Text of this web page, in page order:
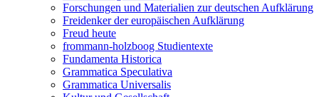
Forschungen und Materialien zur deutschen Aufklärung
Freidenker der europäischen Aufklärung
Freud heute
frommann-holzboog Studientexte
Fundamenta Historica
Grammatica Speculativa
Grammatica Universalis